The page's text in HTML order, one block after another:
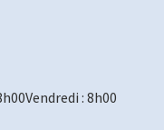
: 8h00